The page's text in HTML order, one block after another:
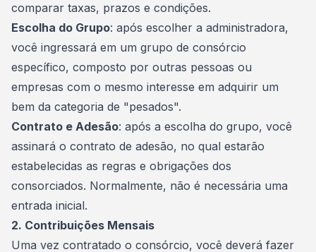
comparar taxas, prazos e condições.
Escolha do Grupo: após escolher a administradora,
você ingressará em um grupo de consórcio
específico, composto por outras pessoas ou
empresas com o mesmo interesse em adquirir um
bem da categoria de "pesados".
Contrato e Adesão: após a escolha do grupo, você
assinará o contrato de adesão, no qual estarão
estabelecidas as regras e obrigações dos
consorciados. Normalmente, não é necessária uma
entrada inicial.
2. Contribuições Mensais
Uma vez contratado o consórcio, você deverá fazer